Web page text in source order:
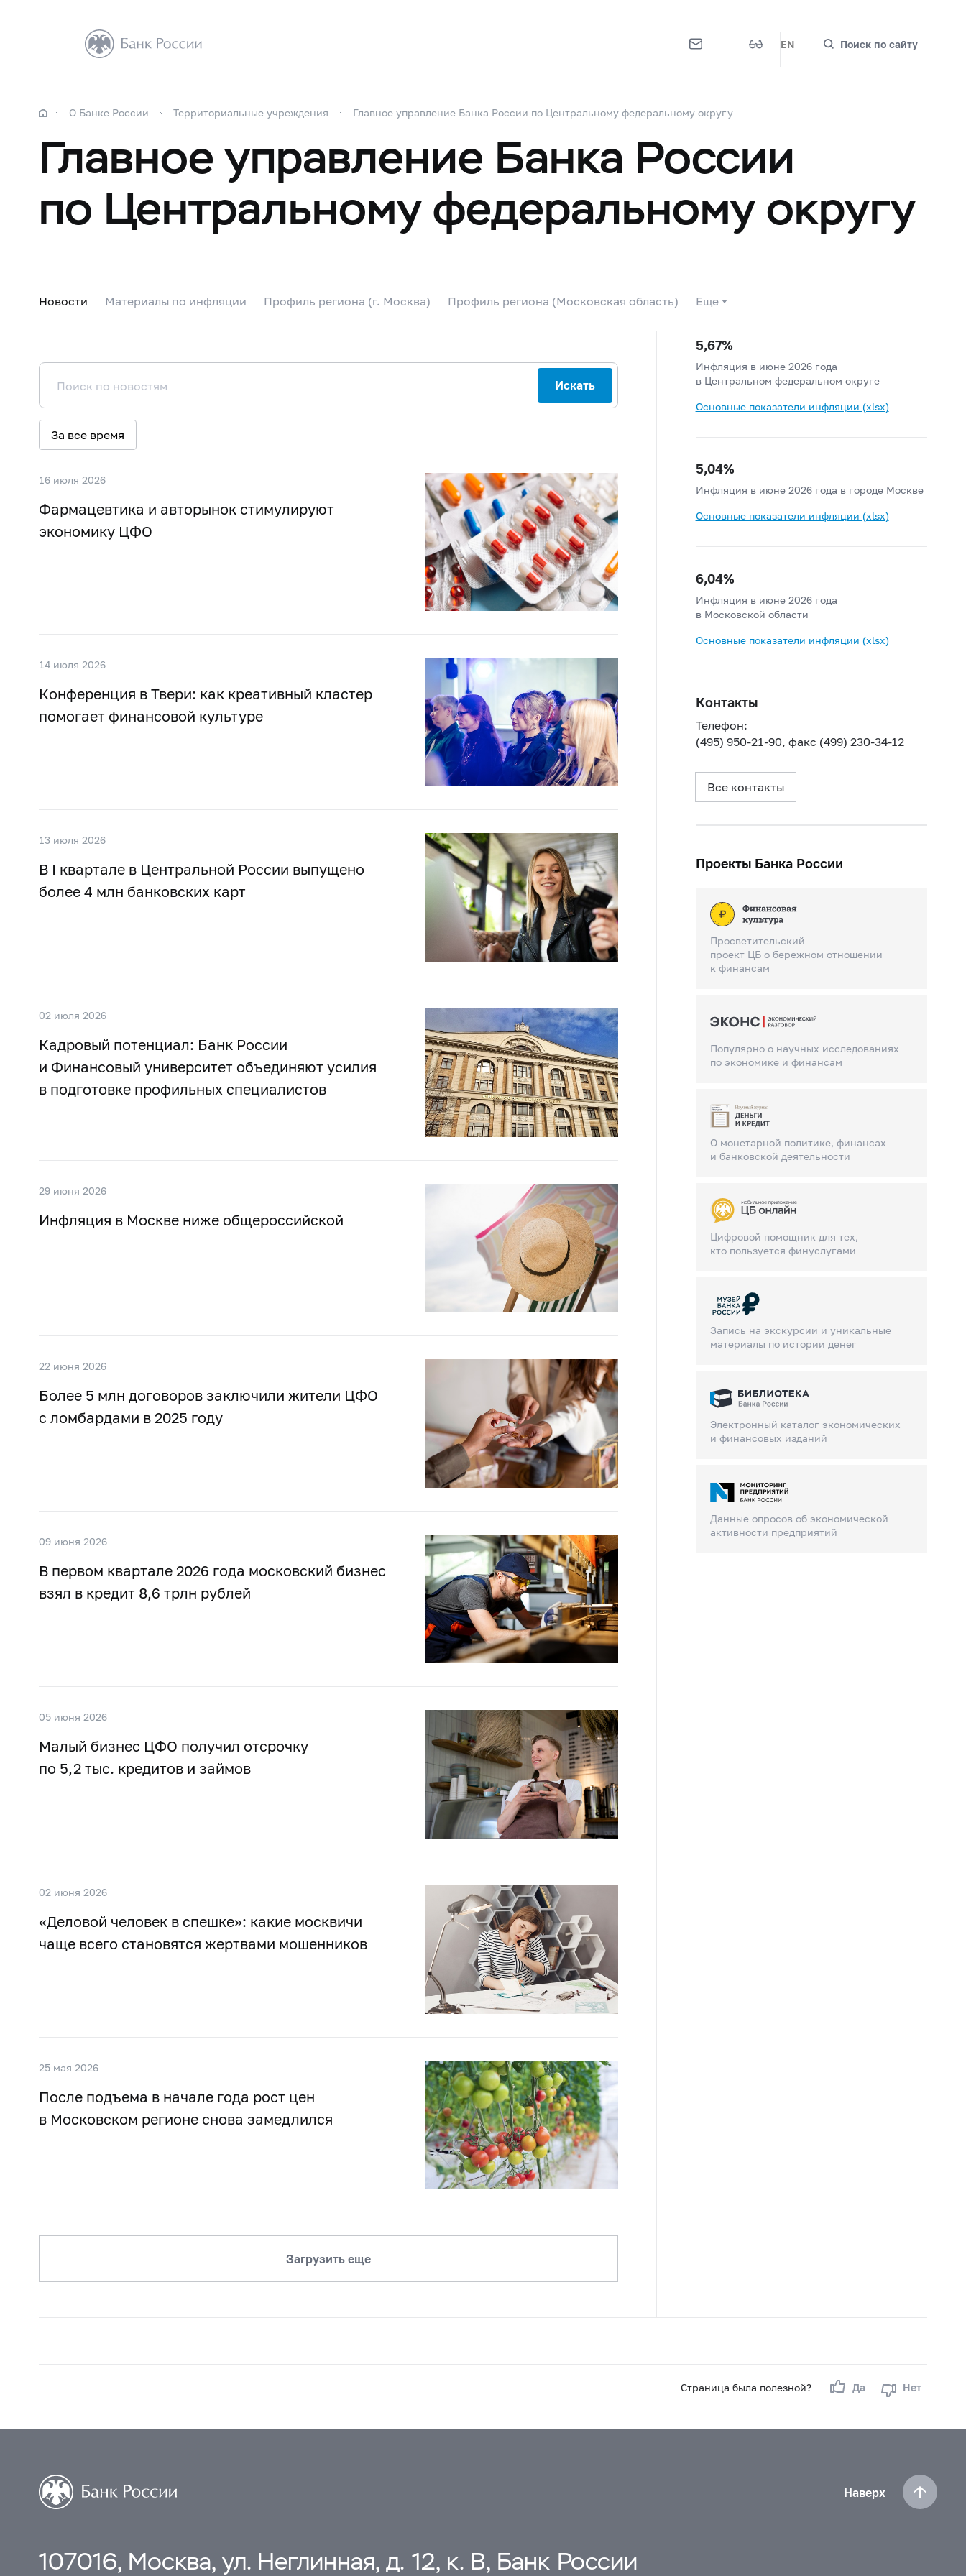
EN Поиск по сайту
О Банке России Территориальные учреждения Главное управление Банка России по Центральному федеральному округу
Главное управление Банка России
по Центральному федеральному округу
Новости Материалы по инфляции Профиль региона (г. Москва) Профиль региона (Московская область) Еще
Искать
За все время
16 июля 2026
Фармацевтика и авторынок стимулируют
экономику ЦФО
14 июля 2026
Конференция в Твери: как креативный кластер
помогает финансовой культуре
13 июля 2026
В I квартале в Центральной России выпущено
более 4 млн банковских карт
02 июля 2026
Кадровый потенциал: Банк России
и Финансовый университет объединяют усилия
в подготовке профильных специалистов
29 июня 2026
Инфляция в Москве ниже общероссийской
22 июня 2026
Более 5 млн договоров заключили жители ЦФО
с ломбардами в 2025 году
09 июня 2026
В первом квартале 2026 года московский бизнес
взял в кредит 8,6 трлн рублей
05 июня 2026
Малый бизнес ЦФО получил отсрочку
по 5,2 тыс. кредитов и займов
02 июня 2026
«Деловой человек в спешке»: какие москвичи
чаще всего становятся жертвами мошенников
25 мая 2026
После подъема в начале года рост цен
в Московском регионе снова замедлился
Загрузить еще
5,67%
Инфляция в июне 2026 года
в Центральном федеральном округе
Основные показатели инфляции (xlsx)
5,04%
Инфляция в июне 2026 года в городе Москве
Основные показатели инфляции (xlsx)
6,04%
Инфляция в июне 2026 года
в Московской области
Основные показатели инфляции (xlsx)
Контакты
Телефон:
(495) 950-21-90, факс (499) 230-34-12
Все контакты
Проекты Банка России
Просветительский
проект ЦБ о бережном отношении
к финансам
Популярно о научных исследованиях
по экономике и финансам
О монетарной политике, финансах
и банковской деятельности
Цифровой помощник для тех,
кто пользуется финуслугами
Запись на экскурсии и уникальные
материалы по истории денег
Электронный каталог экономических
и финансовых изданий
Данные опросов об экономической
активности предприятий
Страница была полезной? Да Нет
Наверх
107016, Москва, ул. Неглинная, д. 12, к. В, Банк России